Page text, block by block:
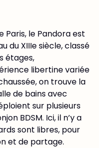
Paris, le Pandora est
du XIIIe siècle, classé
étages,
libertine variée
on trouve la
de bains avec
sur plusieurs
BDSM. Ici, il n’y a
sont libres, pour
et de partage.